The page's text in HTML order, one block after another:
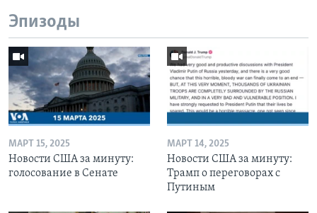
Эпизоды
МАРТ 15, 2025
Новости США за минуту:
голосование в Сенате
МАРТ 14, 2025
Новости США за минуту:
Трамп о переговорах с
Путиным